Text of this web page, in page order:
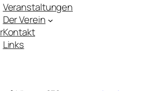
Veranstaltungen
Der Verein
Kontakt
Links